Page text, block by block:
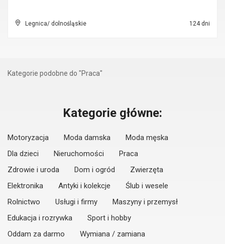
Legnica/ dolnośląskie 124 dni
Kategorie podobne do "Praca"
Kategorie główne:
Motoryzacja Moda damska
Moda męska
Dla dzieci
Nieruchomości
Praca
Zdrowie i uroda
Dom i ogród
Zwierzęta
Elektronika
Antyki i kolekcje
Ślub i wesele
Rolnictwo
Usługi i firmy
Maszyny i przemysł
Edukacja i rozrywka
Sport i hobby
Oddam za darmo
Wymiana / zamiana